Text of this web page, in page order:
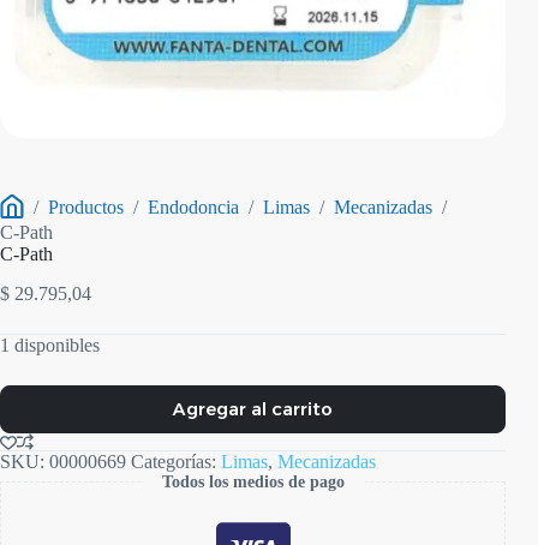
Inicio
/ Productos / Endodoncia / Limas / Mecanizadas /
C-Path
C-Path
$ 29.795,04
1 disponibles
Agregar al carrito
SKU: 00000669 Categorías: Limas, Mecanizadas
Todos los medios de pago